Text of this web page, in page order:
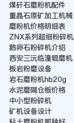
煤矸石磨粉机配件
重晶石原矿加工机械
磨粉机价格明细表
ZNX系列超细粉碎机
鹅卵石粉碎机介绍
西安三沅临潼辊磨机
板岩粉磨设备
岩石磨粉机hb20g
水泥磨隔仓板价格
中小型粉碎机
矿机设备设计